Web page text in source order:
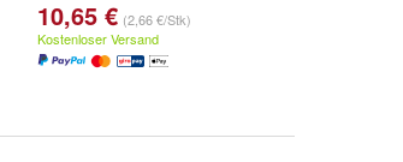
10,65 € (2,66 €/Stk)
Kostenloser Versand